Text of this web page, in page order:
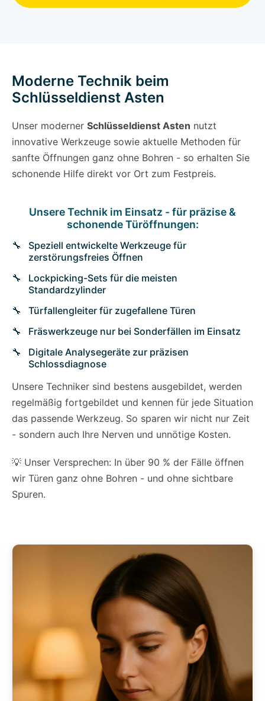
Moderne Technik beim
Schlüsseldienst Asten
Unser moderner Schlüsseldienst Asten nutzt
innovative Werkzeuge sowie aktuelle Methoden für
sanfte Öffnungen ganz ohne Bohren - so erhalten Sie
schonende Hilfe direkt vor Ort zum Festpreis.
Unsere Technik im Einsatz - für präzise &
schonende Türöffnungen:
Speziell entwickelte Werkzeuge für
zerstörungsfreies Öffnen
Lockpicking-Sets für die meisten
Standardzylinder
Türfallengleiter für zugefallene Türen
Fräswerkzeuge nur bei Sonderfällen im Einsatz
Digitale Analysegeräte zur präzisen
Schlossdiagnose
Unsere Techniker sind bestens ausgebildet, werden
regelmäßig fortgebildet und kennen für jede Situation
das passende Werkzeug. So sparen wir nicht nur Zeit
- sondern auch Ihre Nerven und unnötige Kosten.
💡 Unser Versprechen: In über 90 % der Fälle öffnen
wir Türen ganz ohne Bohren - und ohne sichtbare
Spuren.